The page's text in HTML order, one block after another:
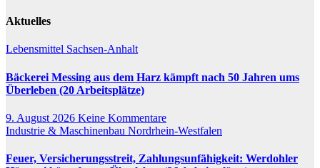
Aktuelles
Lebensmittel Sachsen-Anhalt
Bäckerei Messing aus dem Harz kämpft nach 50 Jahren ums
Überleben (20 Arbeitsplätze)
9. August 2026 Keine Kommentare
Industrie & Maschinenbau Nordrhein-Westfalen
Feuer, Versicherungsstreit, Zahlungsunfähigkeit: Werdohler